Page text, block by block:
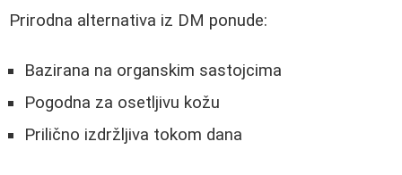
Prirodna alternativa iz DM ponude:
Bazirana na organskim sastojcima
Pogodna za osetljivu kožu
Prilično izdržljiva tokom dana